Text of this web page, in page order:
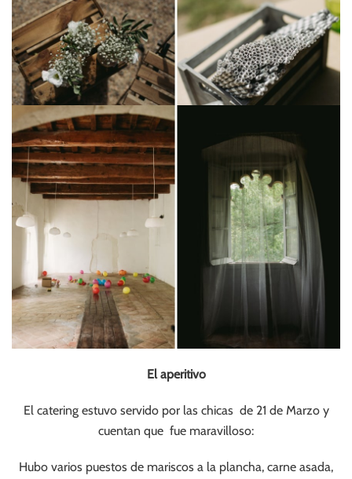
El aperitivo
El catering estuvo servido por las chicas de 21 de Marzo y
cuentan que fue maravilloso:
Hubo varios puestos de mariscos a la plancha, carne asada,